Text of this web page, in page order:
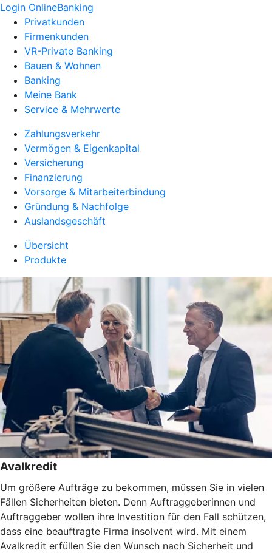
Login OnlineBanking
Privatkunden
Firmenkunden
VR-Private Banking
Bauen & Wohnen
Banking
Meine Bank
Service & Mehrwerte
Zahlungsverkehr
Vermögen & Eigenkapital
Versicherung
Finanzierung
Vorsorge & Mitarbeiterbindung
Gründung & Nachfolge
Auslandsgeschäft
Übersicht
Produkte
Avalkredit
Um größere Aufträge zu bekommen, müssen Sie in vielen
Fällen Sicherheiten bieten. Denn Auftraggeberinnen und
Auftraggeber wollen ihre Investition für den Fall schützen,
dass eine beauftragte Firma insolvent wird. Mit einem
Avalkredit erfüllen Sie den Wunsch nach Sicherheit und